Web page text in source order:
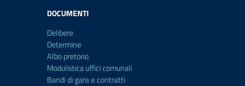
DOCUMENTI
Delibere
Determine
Albo pretorio
Modulistica uffici comunali
Bandi di gara e contratti